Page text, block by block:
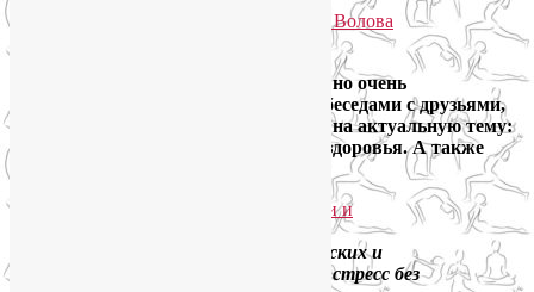
Лия Волова
Друзья, на этот раз у меня короткий, но очень
эмоциональный призыв. Он навеян беседами с друзьями,
знакомыми, учениками и клиентами на актуальную тему:
как пережить стресс без ущерба для здоровья. А также
Индивидуальный подбор физических и
психотехник, чтобы пережить стресс без